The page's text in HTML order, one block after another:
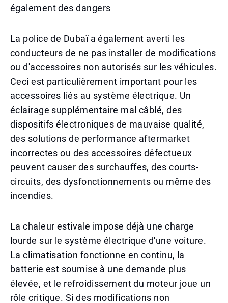
également des dangers
La police de Dubaï a également averti les
conducteurs de ne pas installer de modifications
ou d'accessoires non autorisés sur les véhicules.
Ceci est particulièrement important pour les
accessoires liés au système électrique. Un
éclairage supplémentaire mal câblé, des
dispositifs électroniques de mauvaise qualité,
des solutions de performance aftermarket
incorrectes ou des accessoires défectueux
peuvent causer des surchauffes, des courts-
circuits, des dysfonctionnements ou même des
incendies.
La chaleur estivale impose déjà une charge
lourde sur le système électrique d'une voiture.
La climatisation fonctionne en continu, la
batterie est soumise à une demande plus
élevée, et le refroidissement du moteur joue un
rôle critique. Si des modifications non